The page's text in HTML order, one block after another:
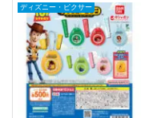
ディズニー・ピクサー